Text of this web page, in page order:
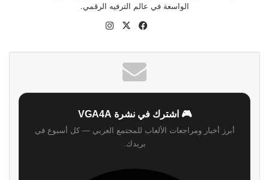
الواسعة في عالم الترفيه الرقمي.
موقع
فيسبوك
‫X
🎮 اشترك في نشرة VGA4A
أبرز أخبار ومراجعات الألعاب للمجتمع العربي — كل أسبوع في
بريدك.